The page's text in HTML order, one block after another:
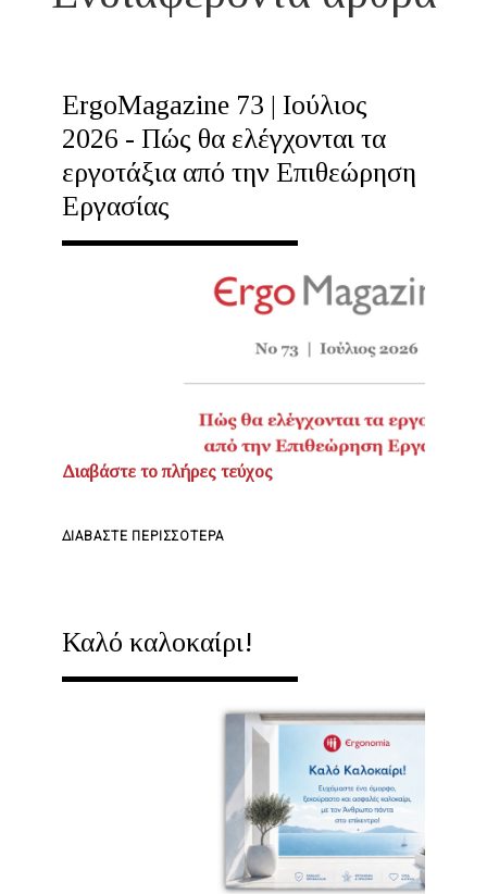
ErgoMagazine 73 | Ιούλιος
2026 - Πώς θα ελέγχονται τα
εργοτάξια από την Επιθεώρηση
Εργασίας
Διαβάστε το πλήρες τεύχος
ΔΙΑΒΆΣΤΕ ΠΕΡΙΣΣΌΤΕΡΑ
|
ΙΟΎΛΙΟΣ
2026
ΘΑ
ΕΛΈΓΧΟΝΤΑΙ
ΤΑ
ΕΡΓΟΤΆΞΙΑ
Καλό καλοκαίρι!